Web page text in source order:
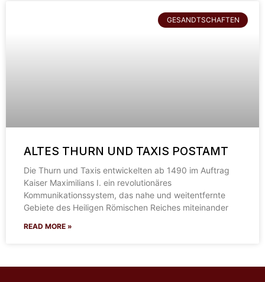
GESANDTSCHAFTEN
ALTES THURN UND TAXIS POSTAMT
Die Thurn und Taxis entwickelten ab 1490 im Auftrag
Kaiser Maximilians I. ein revolutionäres
Kommunikationssystem, das nahe und weitentfernte
Gebiete des Heiligen Römischen Reiches miteinander
READ MORE »